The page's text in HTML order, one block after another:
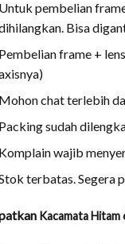
Untuk pembelian
Bisa
Pembelian frame +
Mohon chat terlebih
Packing sudah
Komplain wajib
terbatas. Segera
Kacamata Hitam